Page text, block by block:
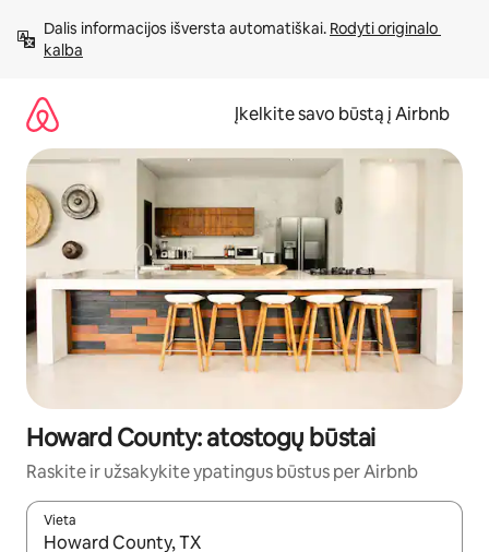
prie
turinio
Dalis informacijos išversta automatiškai. Rodyti originalo
kalba
Įkelkite savo būstą į Airbnb
Howard County: atostogų būstai
Raskite ir užsakykite ypatingus būstus per Airbnb
Vieta
Kai pasirodys paieškos rezultatai, juos naršyti galite